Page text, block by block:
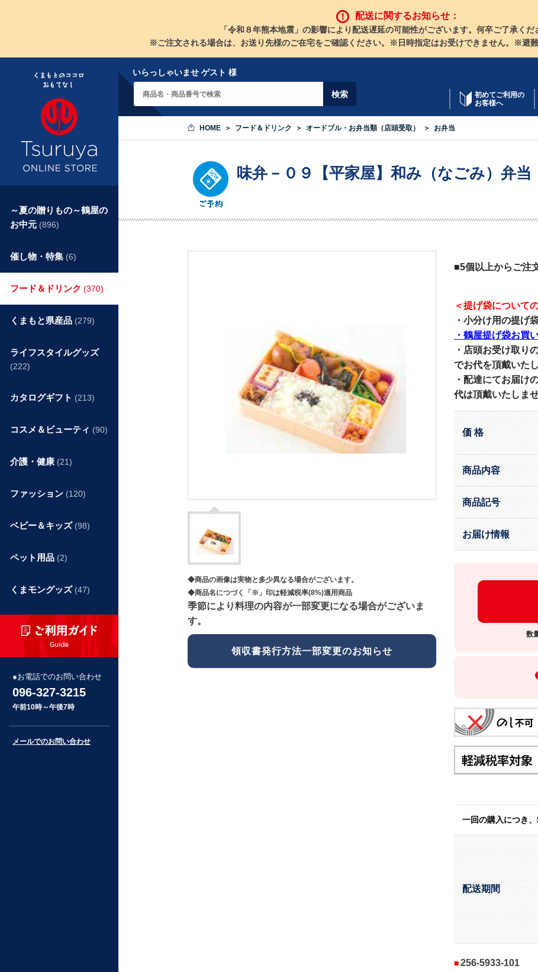
配送に関するお知らせ：
「令和８年熊本地震」の影響により配送遅延の可能性がございます。何卒ご了承くだ
※ご注文される場合は、お送り先様のご在宅をご確認ください。※日時指定はお受けできません。※避難
いらっしゃいませ ゲスト 様
初めてご利用の
お客様へ
HOME フード＆ドリンク オードブル・お弁当類（店頭受取） お弁当
味弁－０９【平家屋】和み（なごみ）弁
◆商品の画像は実物と多少異なる場合がございます。
◆商品名につづく「※」印は軽減税率(8%)適用商品
季節により料理の内容が一部変更になる場合がございま
す。
領収書発行方法一部変更のお知らせ
■5個以上からご注
＜提げ袋について
・小分け用の提げ
・鶴屋提げ袋お買
・店頭お受け取り
でお代を頂戴いたし
・配達にてお届け
代は頂戴いたしませ
価 格
商品内容
商品記号
お届け情報
数
一回の購入につき
配送期間
256-5933-101
～夏の贈りもの～鶴屋の
お中元 (896)
催し物・特集 (6)
フード＆ドリンク (370)
くまもと県産品 (279)
ライフスタイルグッズ
(222)
カタログギフト (213)
コスメ＆ビューティ (90)
介護・健康 (21)
ファッション (120)
ベビー＆キッズ (98)
ペット用品 (2)
くまモングッズ (47)
お電話でのお問い合わせ
096-327-3215
午前10時～午後7時
メールでのお問い合わせ